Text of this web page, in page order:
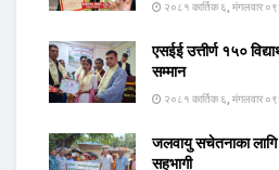
२०८१ कार्तिक ६, मंगलवार
एसईई उत्तीर्ण १५०
सम्मान
२०८१ कार्तिक ६, मंगलवार
जलवायु सचेतनाका
सहभागी